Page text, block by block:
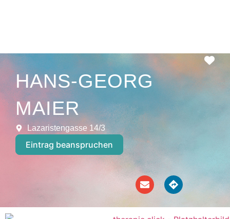
HANS-GEORG
MAIER
Lazaristengasse 14/3
Eintrag beanspruchen